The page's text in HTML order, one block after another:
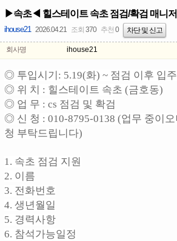
▶속초◀ 힐스테이트 속초 점검/확검 매니
ihouse21 2026.04.21 조회 370 추천 0 차단 및 신고
회사명 ihouse21
◎ 투입시기: 5.19(화) ~ 점검 이후 입
◎ 위 치 : 힐스테이트 속초 (금호동)
◎ 업 무 : cs 점검 및 확검
◎ 신 청 : 010-8795-0138 (업무 중이
청 부탁드립니다)
1. 속초 점검 지원
2. 이름
3. 전화번호
4. 생년월일
5. 경력사항
6. 참석가능일정